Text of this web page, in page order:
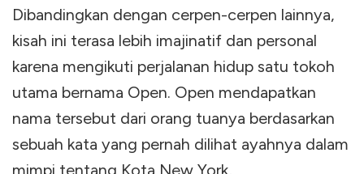
Dibandingkan dengan cerpen-cerpen lainnya,
kisah ini terasa lebih imajinatif dan personal
karena mengikuti perjalanan hidup satu tokoh
utama bernama Open. Open mendapatkan
nama tersebut dari orang tuanya berdasarkan
sebuah kata yang pernah dilihat ayahnya dalam
mimpi tentang Kota New York,